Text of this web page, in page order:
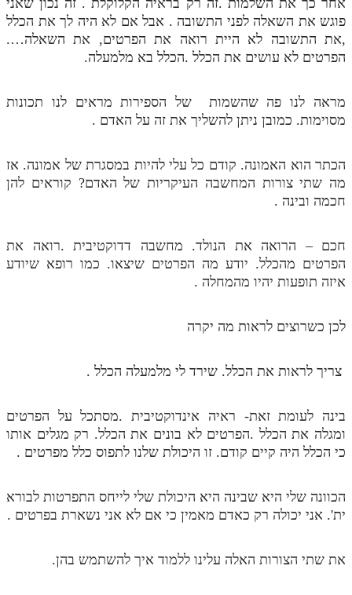
אחר כך את השלמות .זה רק בראיה הקלוקלת . זה נכון שאני
פוגש את השאלה לפני התשובה . אבל אם לא היה לך את הכלל
,את התשובה לא היית רואה את הפרטים, את השאלה….
הפרטים לא עושים את הכלל .הכלל בא מלמעלה.
מראה לנו פה שהשמות של הספירות מראים לנו תכונות
מסוימות. כמובן ניתן להשליך את זה על האדם .
הכתר הוא האמונה. קודם כל עלי להיות במסגרת של אמונה. אז
מה שתי צורות המחשבה העיקריות של האדם? קוראים להן
חכמה ובינה .
חכם – הרואה את הנולד. מחשבה דדוקטיבית .רואה את
הפרטים מהכלל. יודע מה הפרטים שיצאו. כמו רופא שיודע
איזה תופעות יהיו מהמחלה .
לכן כשרוצים לראות מה יקרה
צריך לראות את הכלל. שירד לי מלמעלה הכלל .
בינה לעומת זאת- ראיה אינדוקטיבית .מסתכל על הפרטים
ומגלה את הכלל .הפרטים לא בונים את הכלל. רק מגלים אותו
כי הכלל היה קיים קודם. זו היכולת שלנו לתפוס כלל מפרטים .
הכוונה שלי היא שבינה היא היכולת שלי לייחס התפרטות לבורא
ית'. אני יכולה רק כאדם מאמין כי אם לא אני נשארת בפרטים .
את שתי הצורות האלה עלינו ללמוד איך להשתמש בהן.